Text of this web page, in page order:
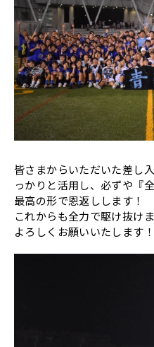
皆さまからいただいた差し
っかりと活用し、必ずや『
最高の形で恩返しします！
これからも全力で駆け抜け
よろしくお願いいたします！